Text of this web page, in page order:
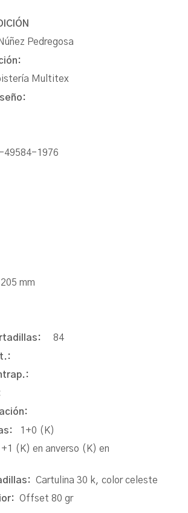
Pedregosa
Multitex
1976
mm
84
1+0 (K)
(K) en anverso (K) en
Cartulina 30 k, color celeste
Offset 80 gr